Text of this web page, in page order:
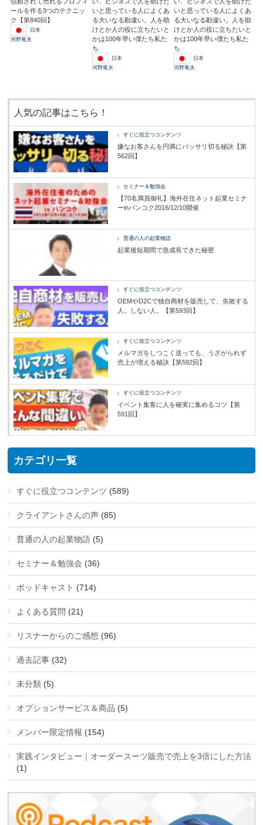
ールを作る3つのテクニッ
ク【第840回】
日本
河野竜夫
いと思っている人によくあ
る大いなる勘違い。人を助
けとか人の役に立ちたいと
かは100年早い僕たち私た
ち
日本
河野竜夫
いと思っている人によくあ
る大いなる勘違い。人を助
けとか人の役に立ちたいと
かは100年早い僕たち私た
ち
日本
河野竜夫
人気の記事はこちら！
すぐに役立つコンテンツ
嫌なお客さんを円満にバッサリ切る秘訣【第
562回】
セミナー＆勉強会
【70名満員御礼】海外在住ネット起業セミナ
ーinバンコク2016/12/10開催
普通の人の起業物語
起業後短期間で急成長できた秘密
すぐに役立つコンテンツ
OEMやD2Cで独自商材を販売して、失敗する
人。しない人。【第593回】
すぐに役立つコンテンツ
メルマガをしつこく送っても、うざがられず
売上が増える秘訣【第592回】
すぐに役立つコンテンツ
イベント集客に人を確実に集めるコツ【第
591回】
カテゴリ一覧
すぐに役立つコンテンツ (589)
クライアントさんの声 (85)
普通の人の起業物語 (5)
セミナー＆勉強会 (36)
ポッドキャスト (714)
よくある質問 (21)
リスナーからのご感想 (96)
過去記事 (32)
未分類 (5)
オプションサービス＆商品 (5)
メンバー限定情報 (154)
実践インタビュー｜オーダースーツ販売で売上を3倍にした方法
(1)